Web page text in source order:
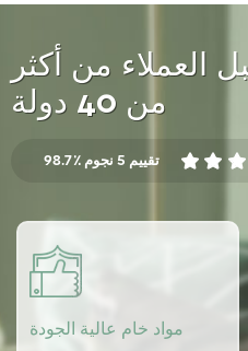
العملاء من أكثر
من 40 دولة
98.7٪ تقييم 5 نجوم
مواد خام عالية الجودة